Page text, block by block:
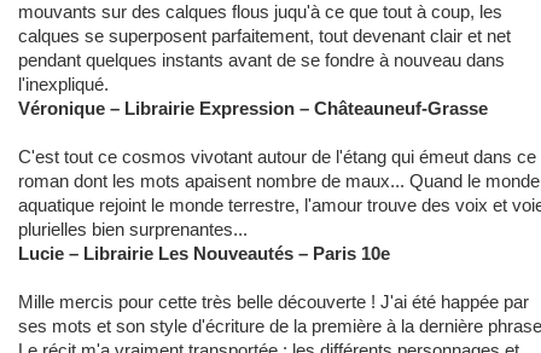
mouvants sur des calques flous juqu'à ce que tout à coup, les
calques se superposent parfaitement, tout devenant clair et net
pendant quelques instants avant de se fondre à nouveau dans
l'inexpliqué.
Véronique – Librairie Expression – Châteauneuf-Grasse
C'est tout ce cosmos vivotant autour de l'étang qui émeut dans ce
roman dont les mots apaisent nombre de maux... Quand le monde
aquatique rejoint le monde terrestre, l'amour trouve des voix et
plurielles bien surprenantes...
Lucie – Librairie Les Nouveautés – Paris 10e
Mille mercis pour cette très belle découverte ! J'ai été happée par
ses mots et son style d'écriture de la première à la dernière